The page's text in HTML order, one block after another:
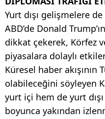
Yurt dışı gelişmelere
ABD’de Donald
dikkat çekerek, Körfez
piyasalara dolaylı
Küresel haber
olabileceğini söyleyen
yurt içi hem de yurt
boyunca yakından